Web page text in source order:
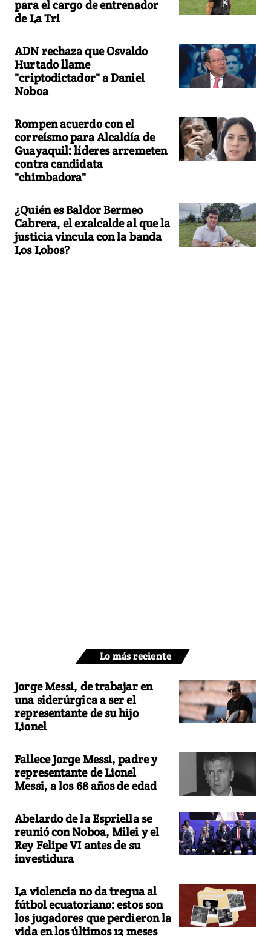
para el cargo de entrenador
de La Tri
ADN rechaza que Osvaldo
Hurtado llame
"criptodictador" a Daniel
Noboa
Rompen acuerdo con el
correísmo para Alcaldía de
Guayaquil: líderes arremeten
contra candidata
"chimbadora"
¿Quién es Baldor Bermeo
Cabrera, el exalcalde al que la
justicia vincula con la banda
Los Lobos?
Lo más reciente
Jorge Messi, de trabajar en
una siderúrgica a ser el
representante de su hijo
Lionel
Fallece Jorge Messi, padre y
representante de Lionel
Messi, a los 68 años de edad
Abelardo de la Espriella se
reunió con Noboa, Milei y el
Rey Felipe VI antes de su
investidura
La violencia no da tregua al
fútbol ecuatoriano: estos son
los jugadores que perdieron la
vida en los últimos 12 meses